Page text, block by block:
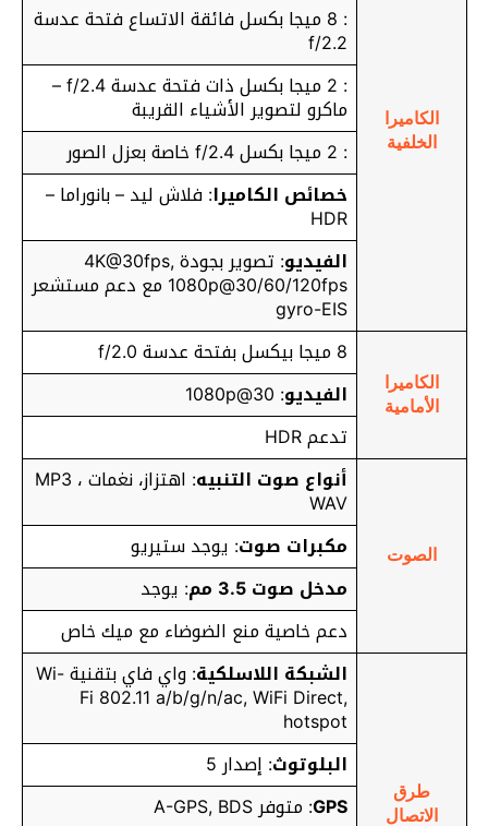
الكاميرا
الخلفية
: 8 ميجا بكسل فائقة الاتساع فتحة عدسة
f/2.2
: 2 ميجا بكسل ذات فتحة عدسة f/2.4 –
ماكرو لتصوير الأشياء القريبة
: 2 ميجا بكسل f/2.4 خاصة بعزل الصور
خصائص الكاميرا: فلاش ليد – بانوراما –
HDR
الفيديو
: تصوير بجودة 4K@30fps,
1080p@30/60/120fps مع دعم مستشعر
gyro-EIS
الكاميرا
الأمامية
8 ميجا بيكسل بفتحة عدسة f/2.0
الفيديو: 1080p@30
تدعم HDR
الصوت
أنواع صوت التنبيه : اهتزاز، نغمات MP3 ،
WAV
مكبرات صوت: يوجد ستيريو
مدخل صوت 3.5 مم
: يوجد
دعم خاصية منع الضوضاء مع ميك خاص
طرق
الاتصال
الشبكة اللاسلكية : واي فاي بتقنية Wi-
Fi 802.11 a/b/g/n/ac, WiFi Direct,
hotspot
البلوتوث: إصدار 5
GPS: متوفر A-GPS, BDS